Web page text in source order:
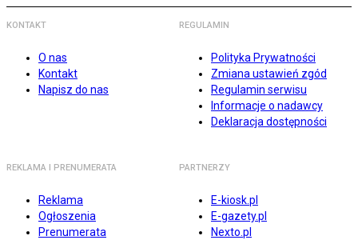
KONTAKT
O nas
Kontakt
Napisz do nas
REGULAMIN
Polityka Prywatności
Zmiana ustawień zgód
Regulamin serwisu
Informacje o nadawcy
Deklaracja dostępności
REKLAMA I PRENUMERATA
Reklama
Ogłoszenia
Prenumerata
PARTNERZY
E-kiosk.pl
E-gazety.pl
Nexto.pl